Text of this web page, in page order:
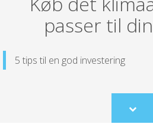
passer til
5 tips til en god investering
Scroll
to